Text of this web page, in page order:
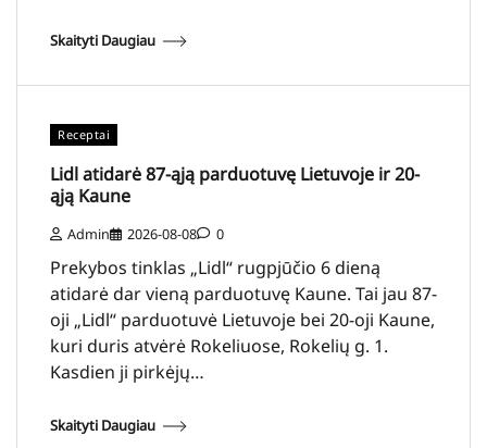
Skaityti Daugiau
Receptai
Lidl atidarė 87-ąją parduotuvę Lietuvoje ir 20-
ąją Kaune
Admin 2026-08-08 0
Prekybos tinklas „Lidl“ rugpjūčio 6 dieną
atidarė dar vieną parduotuvę Kaune. Tai jau 87-
oji „Lidl“ parduotuvė Lietuvoje bei 20-oji Kaune,
kuri duris atvėrė Rokeliuose, Rokelių g. 1.
Kasdien ji pirkėjų…
Skaityti Daugiau